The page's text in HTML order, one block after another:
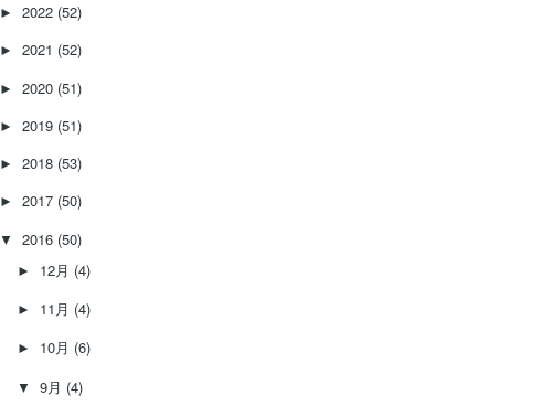
► 2022 (52)
► 2021 (52)
► 2020 (51)
► 2019 (51)
► 2018 (53)
► 2017 (50)
▼ 2016 (50)
► 12月 (4)
► 11月 (4)
► 10月 (6)
▼ 9月 (4)